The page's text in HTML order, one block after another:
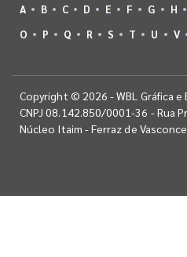
A B C D E F G H
O
P Q R S T U V
Copyright © 2026 - WBL Gráfica e
CNPJ 08.142.850/0001-36 - Rua
Núcleo Itaim - Ferraz de